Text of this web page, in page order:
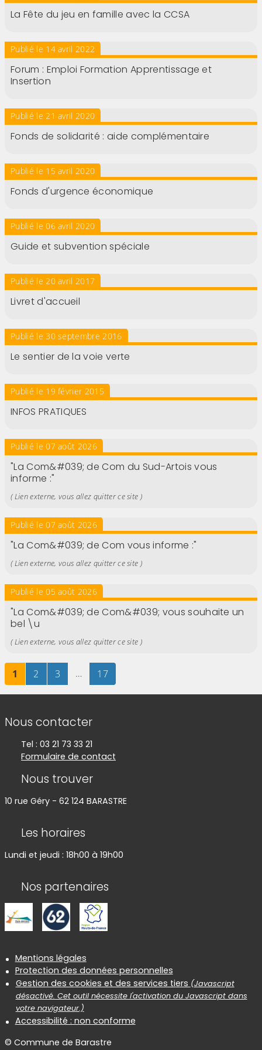
La Fête du jeu en famille avec la CCSA
Publié le 14 avril 2022
Forum : Emploi Formation Apprentissage et
Insertion
Publié le 21 avril 2020
Fonds de solidarité : aide complémentaire
Publié le 15 avril 2020
Fonds d'urgence économique
Publié le 06 avril 2020
Guide et subvention spéciale
Publié le 20 avril 2017
Livret d'accueil
Publié le 30 septembre 2016
Le sentier de la voie verte
Publié le 19 février 2015
INFOS PRATIQUES
Publié le 07 août 2026
"La Com&#039; de Com du Sud-Artois vous
informe :"
( Lien externe, vous allez quitter ce site )
Publié le 07 août 2026
"La Com&#039; de Com vous informe :"
( Lien externe, vous allez quitter ce site )
Publié le 05 août 2026
"La Com&#039; de Com&#039; vous souhaite un
bel \u
( Lien externe, vous allez quitter ce site )
Page
1 sur 17Page
2 sur 17Page
3sur 17
… Page
17sur 17
Informations de contact
Nous contacter
Tel : 03 21 73 33 21
Formulaire de contact
Nous trouver
10 rue Géry - 62 124 BARASTRE
Les horaires
Lundi et jeudi : 18h00 à 19h00
Nos partenaires
Informations réglementaires
Mentions légales
Protection des données personnelles
Gestion des cookies et des services tiers (Javascript
désactivé. Cet outil nécessite l'activation du Javascript dans
votre navigateur.)
Accessibilité : non conforme
© Commune de Barastre